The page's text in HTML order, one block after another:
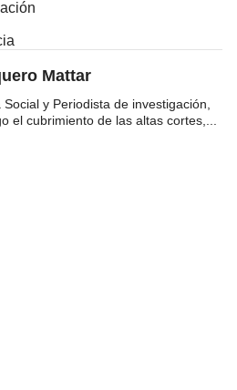
Mattar
y Periodista de investigación,
el cubrimiento de las altas cortes,